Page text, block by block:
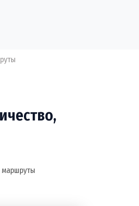
маршруты